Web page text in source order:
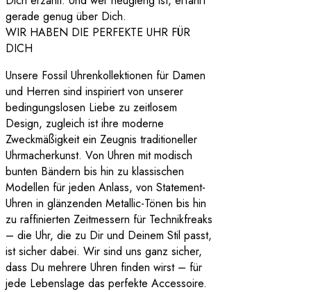
gerade genug über Dich.
WIR HABEN DIE PERFEKTE UHR FÜR
DICH
Unsere Fossil Uhrenkollektionen für Damen
und Herren sind inspiriert von unserer
bedingungslosen Liebe zu zeitlosem
Design, zugleich ist ihre moderne
Zweckmäßigkeit ein Zeugnis traditioneller
Uhrmacherkunst. Von Uhren mit modisch
bunten Bändern bis hin zu klassischen
Modellen für jeden Anlass, von Statement-
Uhren in glänzenden Metallic-Tönen bis hin
zu raffinierten Zeitmessern für Technikfreaks
– die Uhr, die zu Dir und Deinem Stil passt,
ist sicher dabei. Wir sind uns ganz sicher,
dass Du mehrere Uhren finden wirst – für
jede Lebenslage das perfekte Accessoire.